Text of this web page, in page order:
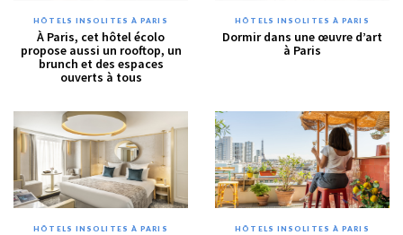
HÔTELS INSOLITES À PARIS
À Paris, cet hôtel écolo
propose aussi un rooftop, un
brunch et des espaces
ouverts à tous
HÔTELS INSOLITES À PARIS
Dormir dans une œuvre d’art
à Paris
HÔTELS INSOLITES À PARIS HÔTELS INSOLITES À PARIS